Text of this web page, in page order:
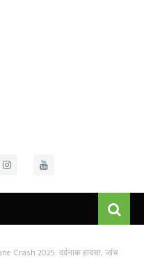
Crash 2025: दर्दनाक हादसा, जांच